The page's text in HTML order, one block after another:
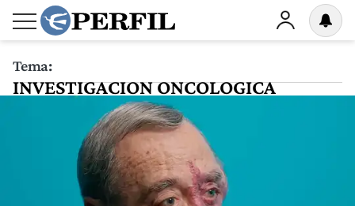
Tema:
INVESTIGACION ONCOLOGICA